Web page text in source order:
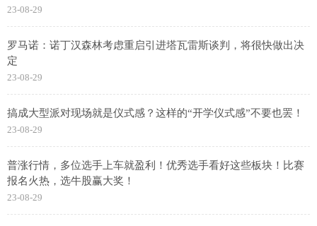
23-08-29
罗马诺：诺丁汉森林考虑重启引进塔瓦雷斯谈判，将很快做出决
定
23-08-29
搞成大型派对现场就是仪式感？这样的“开学仪式感”不要也罢！
23-08-29
普涨行情，多位选手上车就盈利！优秀选手看好这些板块！比赛
报名火热，选牛股赢大奖！
23-08-29